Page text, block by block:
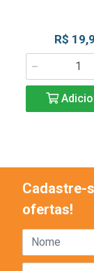
R$
Cadastre-
ofertas!